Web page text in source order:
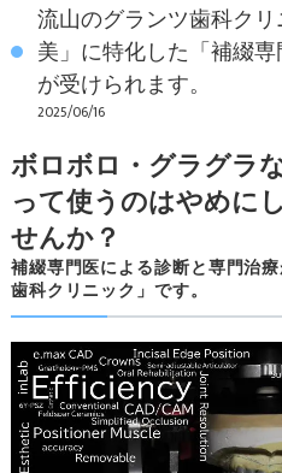
流山のグランツ歯科ク
美」に特化した「補綴
が受けられます。
2025/06/16
補綴専門医による診断と専門治
歯科クリニック」です。
ボロボロ・グラグラ
って使うのはやめに
せんか？